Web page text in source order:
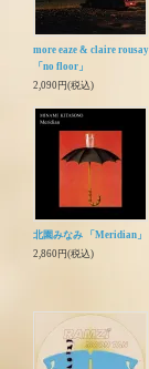
more eaze & claire rousay
「no floor」
2,090円(税込)
北園みなみ 「Meridian」
2,860円(税込)